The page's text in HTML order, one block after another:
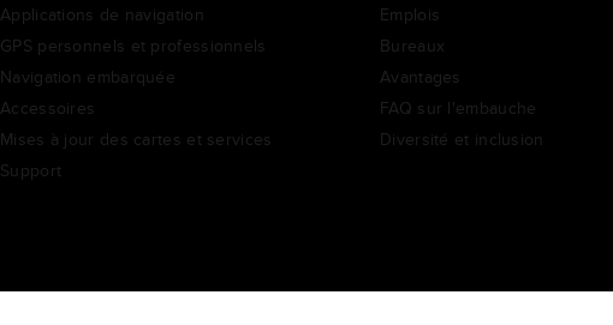
Applications de navigation
GPS personnels et professionnels
Navigation embarquée
Accessoires
Mises à jour des cartes et services
Support
Emplois
Bureaux
Avantages
FAQ sur l'embauche
Diversité et inclusion